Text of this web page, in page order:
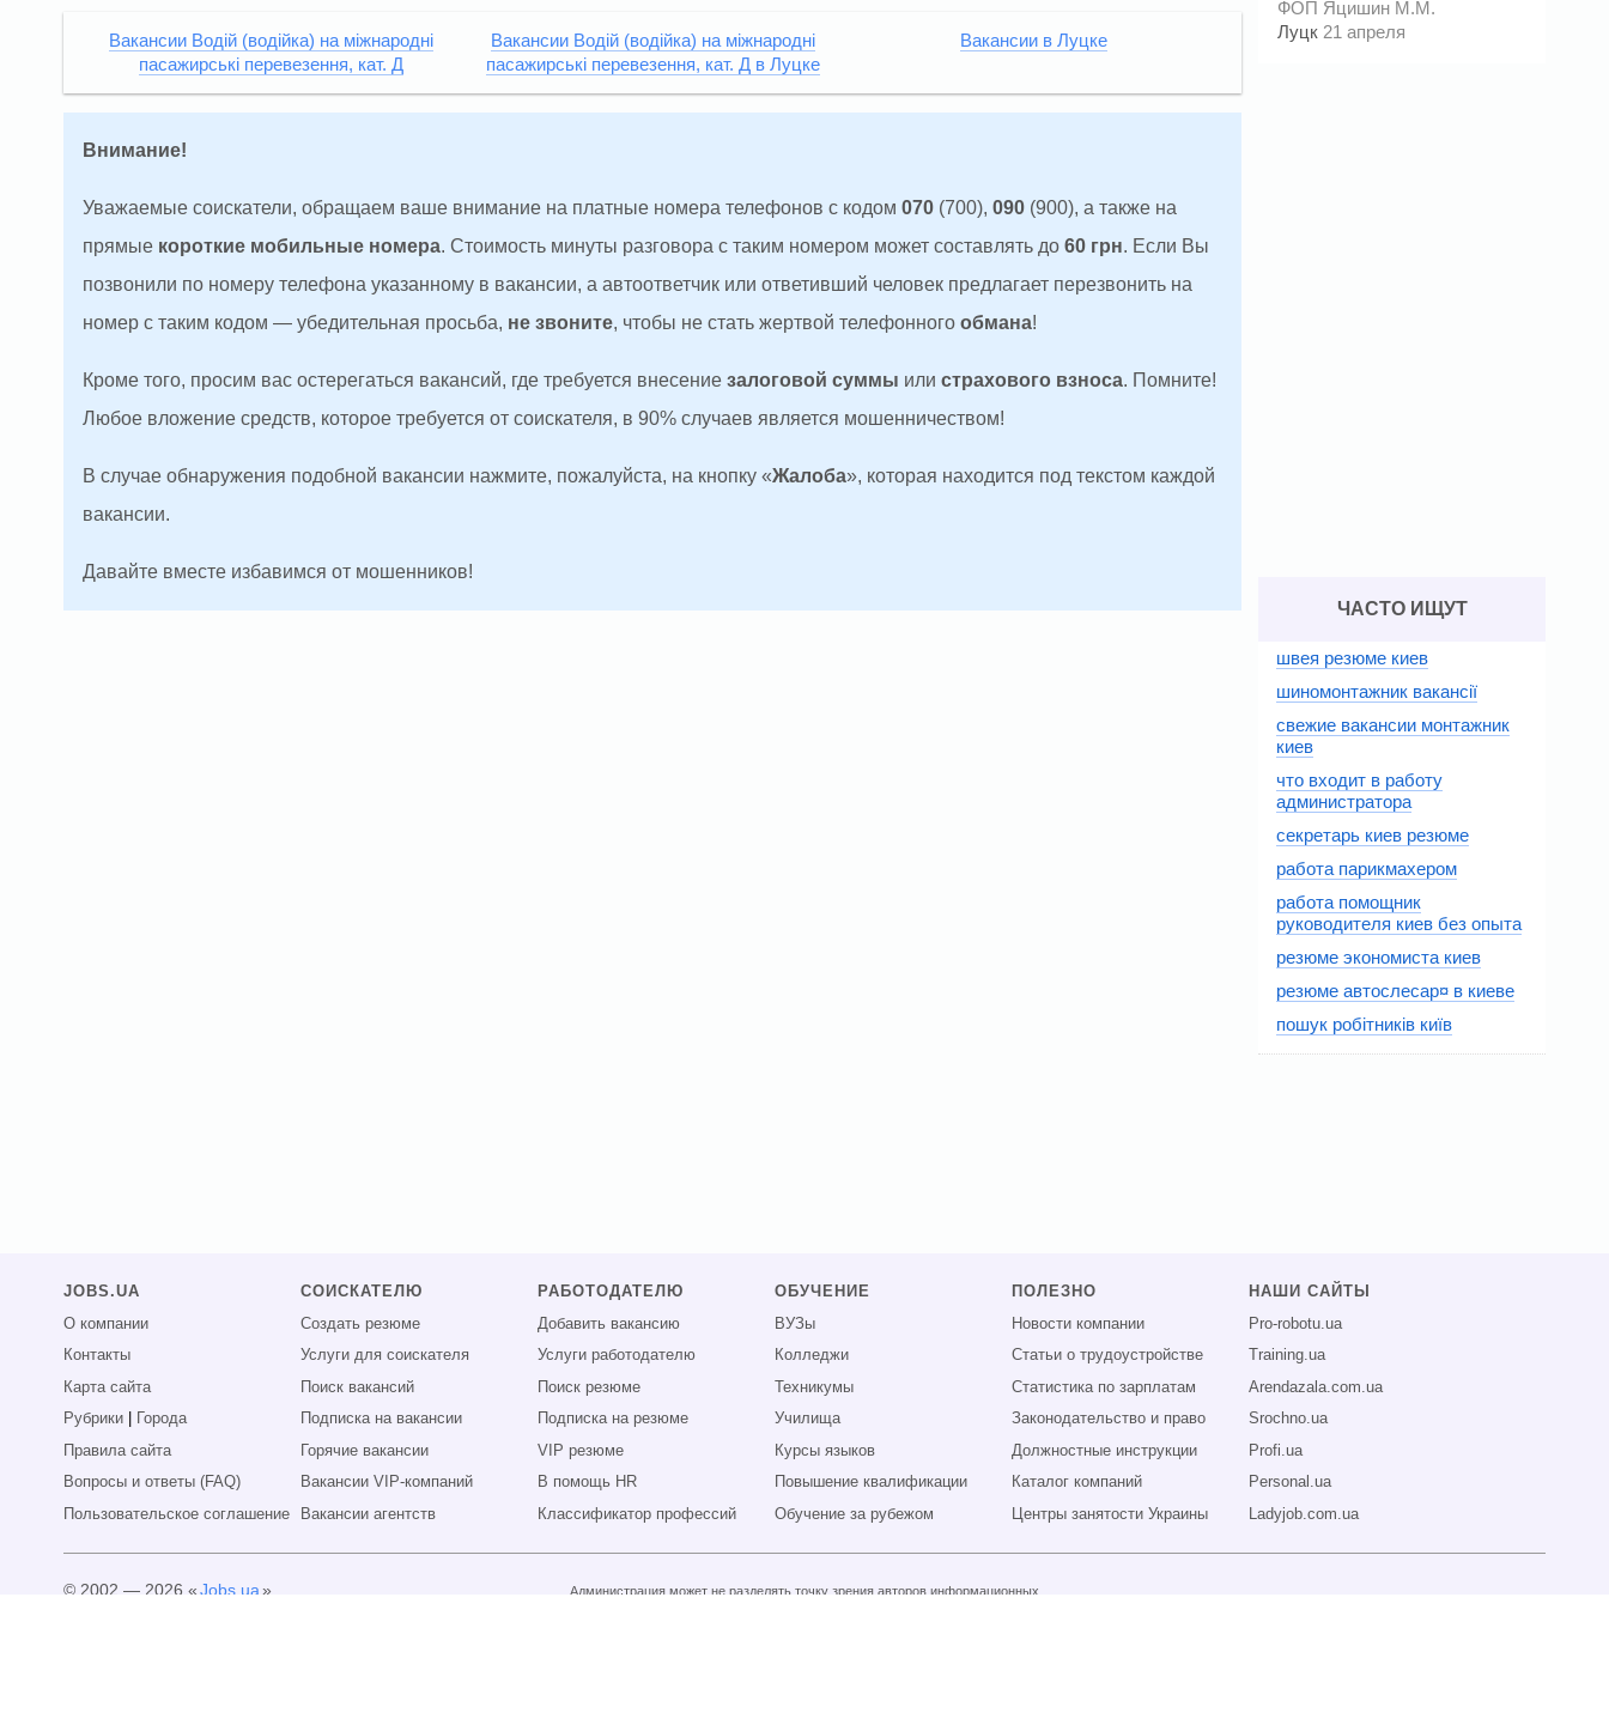
Вакансии Водій (водійка) на міжнародні
пасажирські перевезення, кат. Д
Вакансии Водій (водійка) на міжнародні
пасажирські перевезення, кат. Д в Луцке
Вакансии в Луцке
Внимание!
Уважаемые соискатели, обращаем ваше внимание на платные номера телефонов с кодом 070 (700), 090 (900), а также на
прямые короткие мобильные номера. Стоимость минуты разговора с таким номером может составлять до 60 грн. Если Вы
позвонили по номеру телефона указанному в вакансии, а автоответчик или ответивший человек предлагает перезвонить на
номер с таким кодом — убедительная просьба, не звоните, чтобы не стать жертвой телефонного обмана!
Кроме того, просим вас остерегаться вакансий, где требуется внесение залоговой суммы или страхового взноса. Помните!
Любое вложение средств, которое требуется от соискателя, в 90% случаев является мошенничеством!
В случае обнаружения подобной вакансии нажмите, пожалуйста, на кнопку «Жалоба», которая находится под текстом каждой
вакансии.
Давайте вместе избавимся от мошенников!
ФОП Яцишин М.М.
Луцк 21 апреля
ЧАСТО ИЩУТ
швея резюме киев
шиномонтажник вакансії
свежие вакансии монтажник
киев
что входит в работу
администратора
секретарь киев резюме
работа парикмахером
работа помощник
руководителя киев без опыта
резюме экономиста киев
резюме автослесар¤ в киеве
пошук робітників київ
JOBS.UA
О компании
Контакты
Карта сайта
Рубрики
Города
Правила сайта
Вопросы и ответы (FAQ)
Пользовательское соглашение
СОИСКАТЕЛЮ
Создать резюме
Услуги для соискателя
Поиск вакансий
Подписка на вакансии
Горячие вакансии
Вакансии VIP-компаний
Вакансии агентств
РАБОТОДАТЕЛЮ
Добавить вакансию
Услуги работодателю
Поиск резюме
Подписка на резюме
VIP резюме
В помощь HR
Классификатор профессий
ОБУЧЕНИЕ
ВУЗы
Колледжи
Техникумы
Училища
Курсы языков
Повышение квалификации
Обучение за рубежом
ПОЛЕЗНО
Новости компании
Статьи о трудоустройстве
Статистика по зарплатам
Законодательство и право
Должностные инструкции
Каталог компаний
Центры занятости Украины
НАШИ САЙТЫ
Pro-robotu.ua
Training.ua
Arendazala.com.ua
Srochno.ua
Profi.ua
Personal.ua
Ladyjob.com.ua
© 2002 — 2026 «Jobs.ua»
Администрация может не разделять точку зрения авторов информационных